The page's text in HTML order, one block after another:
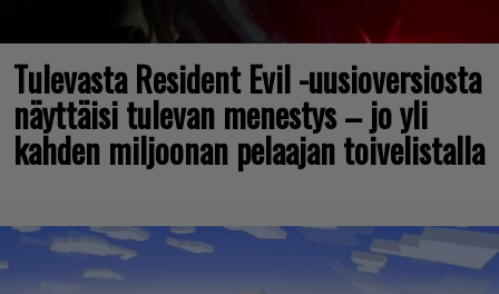
Tulevasta Resident Evil -uusioversiosta
näyttäisi tulevan menestys – jo yli
kahden miljoonan pelaajan toivelistalla